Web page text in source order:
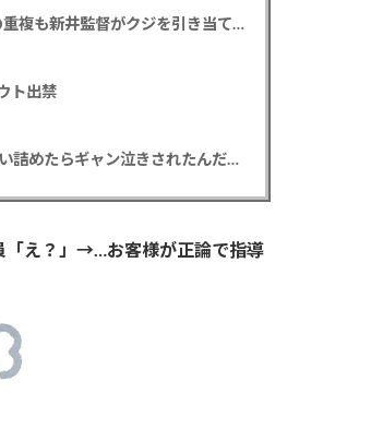
カープドラ1平川蓮！187cmのスイッチヒッター！立石正広を外し2度目の重複も新井監督がクジを引き当てる！【ドラフト会議2025】
ト出禁
【悲報】彼女「ごめん！俺くんの貯金、情報商材に使っちゃった」→…問い詰めたらギャン泣きされたんだが俺が悪いのか？
「え？」→…お客様が正論で指導